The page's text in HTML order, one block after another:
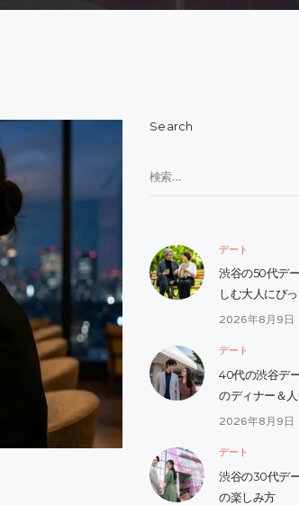
Search
索:
デート
渋谷の50代デ
しむ大人にぴ
2026年8月9日
デート
40代の渋谷デ
のディナー＆
2026年8月9日
デート
渋谷の30代デ
の楽しみ方